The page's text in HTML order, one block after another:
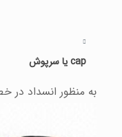
cap یا سرپوش
به منظور انسداد در